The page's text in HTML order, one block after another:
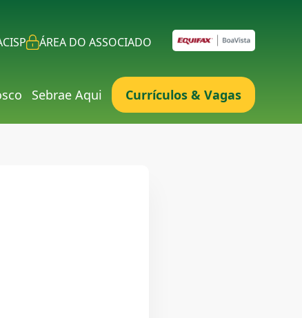
ÁREA DO ASSOCIADO
Sebrae Aqui Currículos & Vagas